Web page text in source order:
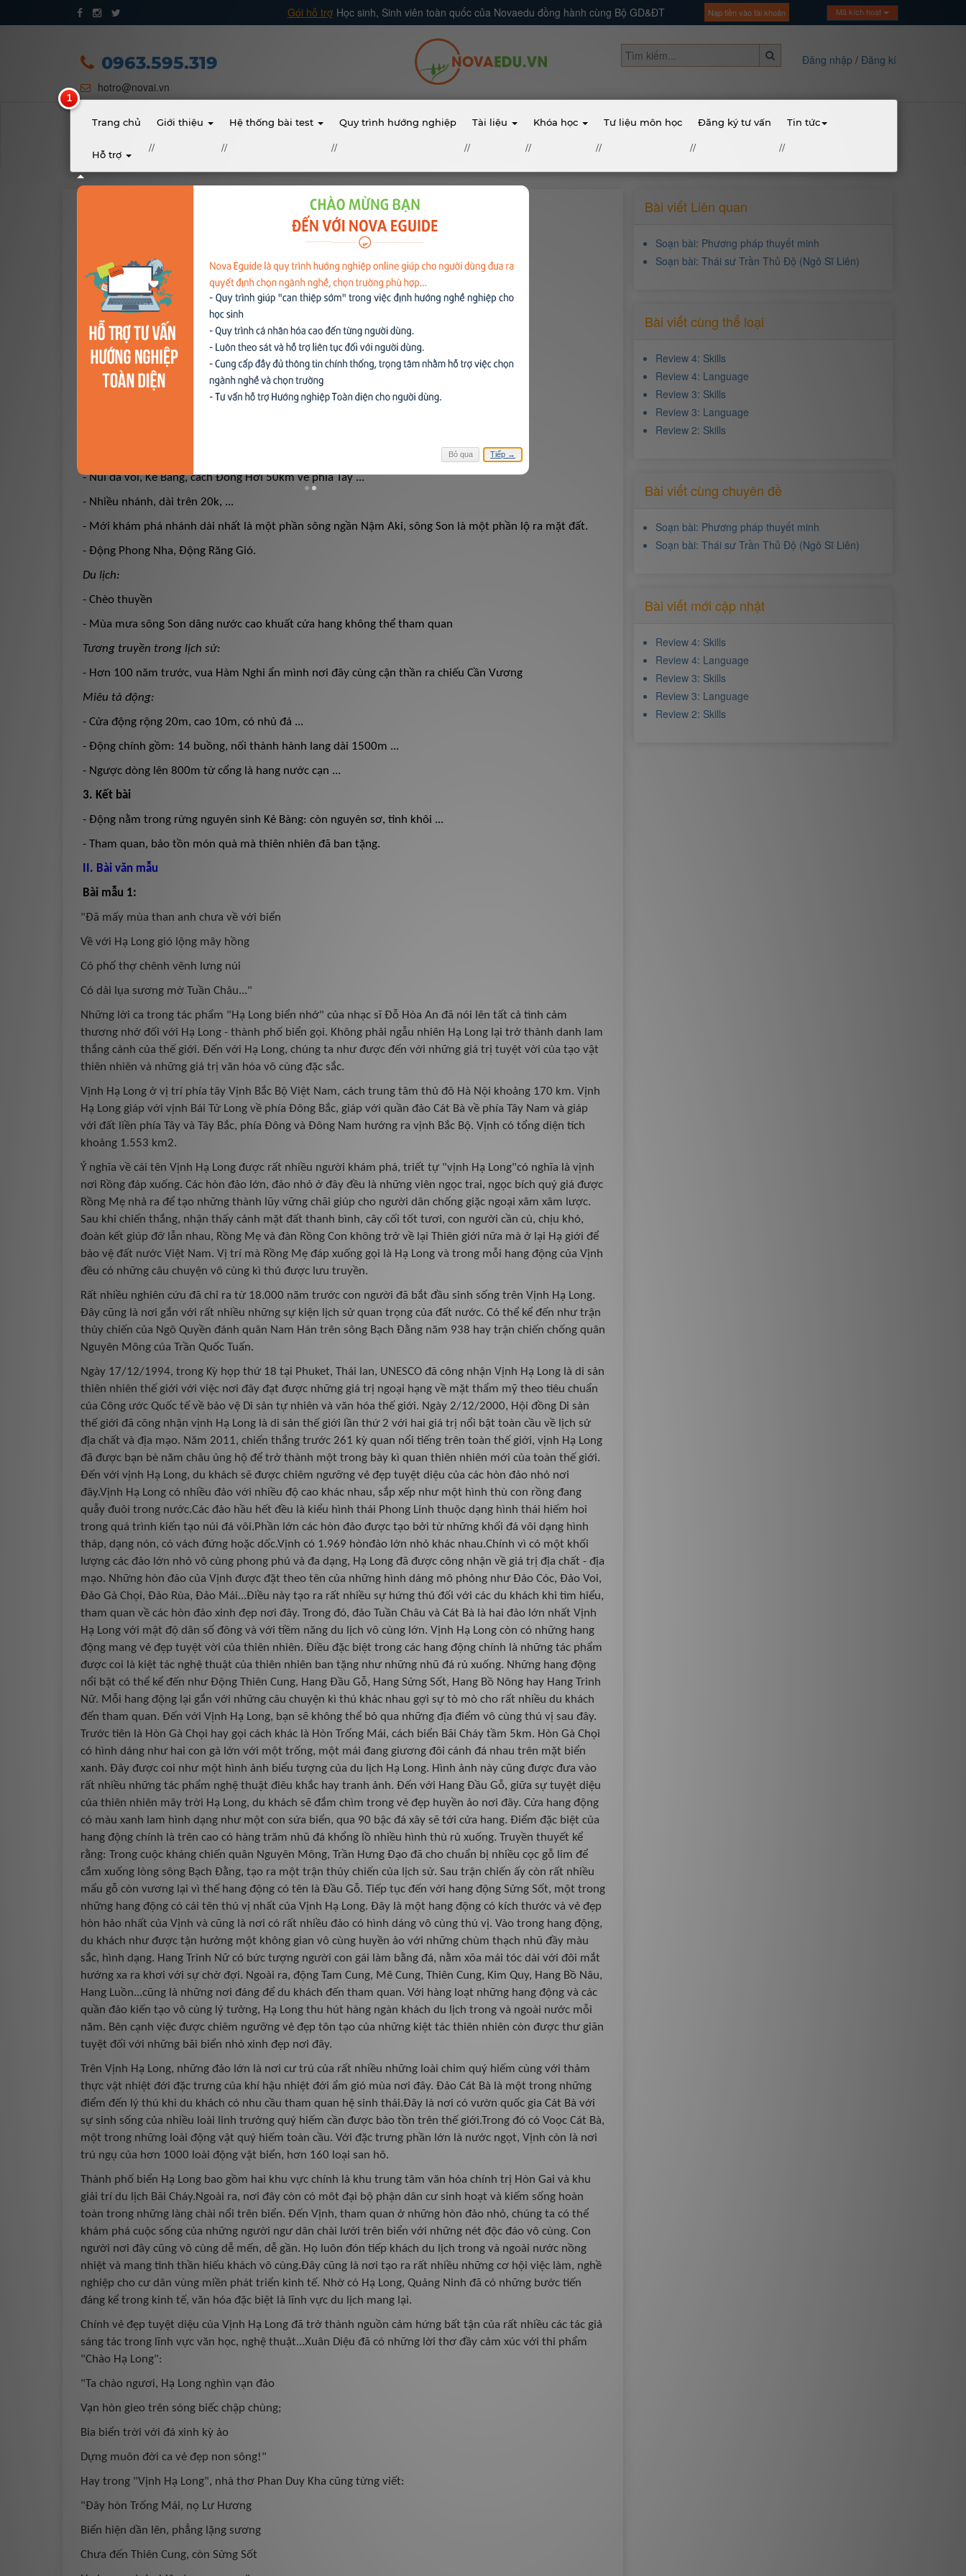
Trang chủ
Giới thiệu
Quy trình hướng nghiệp
Khóa học
Nhóm ngành nghề
Gương sáng học sinh - người nổi tiếng
Xu hướng ngành nghề
Gói hỗ trợ Học sinh, Sinh viên toàn quốc của Novaedu đồng hành cùng Bộ GD&ĐT Nạp tiền vào tài khoản Mã kích hoạt
0963.595.319
hotro@novai.vn
Đăng nhập / Đăng kí
Trang chủ
//
Giới thiệu
//
Hệ thống bài test
//
Quy trình hướng nghiệp
//
Tài liệu
//
Khóa học
//
Tư liệu môn học
//
Đăng ký tư vấn
//
Tin tức
Hỗ trợ
Soạn bài: Viết bài làm văn số 5: Văn thuyết minh
Đề 1:
Giới thiệu một danh lam thắng cảnh của đất nước, quê hương.
I. Dàn ý
1. Mở bài : Giới thiệu
- Nằm trong núi đá vôi, rừng nhiệt đới, ...
- Hệ thống hang động đẹp lộng lẫy, ...
- Con sông ngầm dài nhất thế giới
- Núi đá vôi, Kẻ Bàng, cách Đồng Hới 50km về phía Tây ...
- Nhiều nhánh, dài trên 20k, ...
- Mới khám phá nhánh dài nhất là một phần sông ngần Nậm Aki, sông Son là một phần lộ ra mặt đất.
- Động Phong Nha, Động Răng Gió.
Du lịch:
- Chèo thuyền
- Mùa mưa sông Son dâng nước cao khuất cửa hang không thể tham quan
Tương truyền trong lịch sử:
- Hơn 100 năm trước, vua Hàm Nghi ẩn mình nơi đây cùng cận thần ra chiếu Cần Vương
Miêu tả động:
- Cửa động rộng 20m, cao 10m, có nhủ đá ...
- Động chính gồm: 14 buồng, nối thành hành lang dài 1500m ...
- Ngược dòng lên 800m từ cổng là hang nước cạn ...
3. Kết bài
- Động nằm trong rừng nguyên sinh Kẻ Bàng: còn nguyên sơ, tinh khôi ...
- Tham quan, bảo tồn món quà mà thiên nhiên đã ban tặng.
II. Bài văn mẫu
Bài mẫu 1:
"Đã mấy mùa than anh chưa về với biển
Về với Hạ Long gió lộng mây hồng
Có phố thợ chênh vênh lưng núi
Có dải lụa sương mờ Tuần Châu..."
Những lời ca trong tác phẩm "Hạ Long biển nhớ" của nhạc sĩ Đỗ Hòa An đã nói lên tất cả tình cảm
thương nhớ đối với Hạ Long - thành phố biển gọi. Không phải ngẫu nhiên Hạ Long lại trở thành danh lam
thắng cảnh của thế giới. Đến với Hạ Long, chúng ta như được đến với những giá trị tuyệt vời của tạo vật
thiên nhiên và những giá trị văn hóa vô cùng đặc sắc.
Vịnh Hạ Long ở vị trí phía tây Vịnh Bắc Bộ Việt Nam, cách trung tâm thủ đô Hà Nội khoảng 170 km. Vịnh
Hạ Long giáp với vịnh Bái Tử Long về phía Đông Bắc, giáp với quần đảo Cát Bà về phía Tây Nam và giáp
với đất liền phía Tây và Tây Bắc, phía Đông và Đông Nam hướng ra vịnh Bắc Bộ. Vịnh có tổng diện tích
khoảng 1.553 km2.
Ý nghĩa về cái tên Vịnh Hạ Long được rất nhiều người khám phá, triết tự "vịnh Hạ Long"có nghĩa là vịnh
nơi Rồng đáp xuống. Các hòn đảo lớn, đảo nhỏ ở đây đều là những viên ngọc trai, ngọc bích quý giá được
Rồng Mẹ nhả ra để tạo những thành lũy vững chãi giúp cho người dân chống giặc ngoại xâm xâm lược.
Sau khi chiến thắng, nhận thấy cảnh mặt đất thanh bình, cây cối tốt tươi, con người cần cù, chịu khó,
đoàn kết giúp đỡ lẫn nhau, Rồng Mẹ và đàn Rồng Con không trở về lại Thiên giới nữa mà ở lại Hạ giới để
bảo vệ đất nước Việt Nam. Vị trí mà Rồng Mẹ đáp xuống gọi là Hạ Long và trong mỗi hang động của Vịnh
đều có những câu chuyện vô cùng kì thú được lưu truyền.
Rất nhiều nghiên cứu đã chỉ ra từ 18.000 năm trước con người đã bắt đầu sinh sống trên Vịnh Hạ Long.
Đây cũng là nơi gắn với rất nhiều những sự kiện lịch sử quan trọng của đất nước. Có thể kể đến như trận
thủy chiến của Ngô Quyền đánh quân Nam Hán trên sông Bạch Đằng năm 938 hay trận chiến chống quân
Nguyên Mông của Trần Quốc Tuấn.
Ngày 17/12/1994, trong Kỳ họp thứ 18 tại Phuket, Thái lan, UNESCO đã công nhận Vịnh Hạ Long là di sản
thiên nhiên thế giới với việc nơi đây đạt được những giá trị ngoại hạng về mặt thẩm mỹ theo tiêu chuẩn
của Công ước Quốc tế về bảo vệ Di sản tự nhiên và văn hóa thế giới. Ngày 2/12/2000, Hội đồng Di sản
thế giới đã công nhận vịnh Hạ Long là di sản thế giới lần thứ 2 với hai giá trị nổi bật toàn cầu về lịch sử
địa chất và địa mạo. Năm 2011, chiến thắng trước 261 kỳ quan nổi tiếng trên toàn thế giới, vịnh Hạ Long
đã được bạn bè năm châu ủng hộ để trở thành một trong bày kì quan thiên nhiên mới của toàn thế giới.
Đến với vịnh Hạ Long, du khách sẽ được chiêm ngưỡng vẻ đẹp tuyệt diệu của các hòn đảo nhỏ nơi
đây.Vịnh Hạ Long có nhiều đảo với nhiều độ cao khác nhau, sắp xếp như một hình thù con rồng đang
quẫy đuôi trong nước.Các đảo hầu hết đều là kiểu hình thái Phong Linh thuộc dạng hình thái hiếm hoi
trong quá trình kiến tạo núi đá vôi.Phần lớn các hòn đảo được tạo bởi từ những khối đá vôi dạng hình
tháp, dạng nón, có vách đứng hoặc dốc.Vịnh có 1.969 hònđảo lớn nhỏ khác nhau.Chính vì có một khối
lượng các đảo lớn nhỏ vô cùng phong phú và đa dạng, Hạ Long đã được công nhận về giá trị địa chất - địa
mạo. Những hòn đảo của Vịnh được đặt theo tên của những hình dáng mô phỏng như Đảo Cóc, Đảo Voi,
Đảo Gà Chọi, Đảo Rùa, Đảo Mái...Điều này tạo ra rất nhiều sự hứng thú đối với các du khách khi tìm hiểu,
tham quan về các hòn đảo xinh đẹp nơi đây. Trong đó, đảo Tuần Châu và Cát Bà là hai đảo lớn nhất Vịnh
Hạ Long với mật độ dân số đông và với tiềm năng du lịch vô cùng lớn. Vịnh Hạ Long còn có những hang
động mang vẻ đẹp tuyệt vời của thiên nhiên. Điều đặc biệt trong các hang động chính là những tác phẩm
được coi là kiệt tác nghệ thuật của thiên nhiên ban tặng như những nhũ đá rủ xuống. Những hang động
nổi bật có thể kể đến như Động Thiên Cung, Hang Đầu Gỗ, Hang Sửng Sốt, Hang Bồ Nông hay Hang Trinh
Nữ. Mỗi hang động lại gắn với những câu chuyện kì thú khác nhau gợi sự tò mò cho rất nhiều du khách
đến tham quan. Đến với Vịnh Hạ Long, bạn sẽ không thể bỏ qua những địa điểm vô cùng thú vị sau đây.
Trước tiên là Hòn Gà Chọi hay gọi cách khác là Hòn Trống Mái, cách biển Bãi Cháy tầm 5km. Hòn Gà Chọi
có hình dáng như hai con gà lớn với một trống, một mái đang giương đôi cánh đá nhau trên mặt biển
xanh. Đây được coi như một hình ảnh biểu tượng của du lịch Hạ Long. Hình ảnh này cũng được đưa vào
rất nhiều những tác phẩm nghệ thuật điêu khắc hay tranh ảnh. Đến với Hang Đầu Gỗ, giữa sự tuyệt diệu
của thiên nhiên mây trời Hạ Long, du khách sẽ đắm chìm trong vẻ đẹp huyền ảo nơi đây. Cửa hang động
có màu xanh lam hình dạng như một con sứa biển, qua 90 bậc đá xây sẽ tới cửa hang. Điểm đặc biệt của
hang động chính là trên cao có hàng trăm nhũ đá khổng lồ nhiều hình thù rủ xuống. Truyền thuyết kể
rằng: Trong cuộc kháng chiến quân Nguyên Mông, Trần Hưng Đạo đã cho chuẩn bị nhiều cọc gỗ lim để
cắm xuống lòng sông Bạch Đằng, tạo ra một trận thủy chiến của lịch sử. Sau trận chiến ấy còn rất nhiều
mẩu gỗ còn vương lại vì thế hang động có tên là Đầu Gỗ. Tiếp tục đến với hang động Sửng Sốt, một trong
những hang động có cái tên thú vị nhất của Vịnh Hạ Long. Đây là một hang động có kích thước và vẻ đẹp
hòn hảo nhất của Vịnh và cũng là nơi có rất nhiều đảo có hình dáng vô cùng thú vị. Vào trong hang động,
du khách như được tận hưởng một không gian vô cùng huyền ảo với những chùm thạch nhũ đầy màu
sắc, hình dạng. Hang Trinh Nữ có bức tượng người con gái làm bằng đá, nằm xõa mái tóc dài với đôi mắt
hướng xa ra khơi với sự chờ đợi. Ngoài ra, động Tam Cung, Mê Cung, Thiên Cung, Kim Quy, Hang Bồ Nâu,
Hang Luồn...cũng là những nơi đáng để du khách đến tham quan. Với hàng loạt những hang động và các
quần đảo kiến tạo vô cùng lý tưởng, Hạ Long thu hút hàng ngàn khách du lịch trong và ngoài nước mỗi
năm. Bên cạnh việc được chiêm ngưỡng vẻ đẹp tôn tạo của những kiệt tác thiên nhiên còn được thư giãn
tuyệt đối với những bãi biển nhỏ xinh đẹp nơi đây.
Trên Vịnh Hạ Long, những đảo lớn là nơi cư trú của rất nhiều những loài chim quý hiếm cùng với thảm
thực vật nhiệt đới đặc trưng của khí hậu nhiệt đới ẩm gió mùa nơi đây. Đảo Cát Bà là một trong những
điểm đến lý thú khi du khách có nhu cầu tham quan hệ sinh thái.Đây là nơi có vườn quốc gia Cát Bà với
sự sinh sống của nhiều loài linh trưởng quý hiếm cần được bảo tồn trên thế giới.Trong đó có Voọc Cát Bà,
một trong những loài động vật quý hiếm toàn cầu. Với đặc trưng phần lớn là nước ngọt, Vịnh còn là nơi
trú ngụ của hơn 1000 loài động vật biển, hơn 160 loại san hô.
Thành phố biển Hạ Long bao gồm hai khu vực chính là khu trung tâm văn hóa chính trị Hòn Gai và khu
giải trí du lịch Bãi Cháy.Ngoài ra, nơi đây còn có môt đại bộ phận dân cư sinh hoạt và kiếm sống hoàn
toàn trong những làng chài nổi trên biển. Đến Vịnh, tham quan ở những hòn đảo nhỏ, chúng ta có thể
khám phá cuộc sống của những người ngư dân chài lưới trên biển với những nét độc đáo vô cùng. Con
người nơi đây cũng vô cùng dễ mến, dễ gần. Họ luôn đón tiếp khách du lịch trong và ngoài nước nồng
nhiệt và mang tinh thần hiếu khách vô cùng.Đây cũng là nơi tạo ra rất nhiều những cơ hội việc làm, nghề
nghiệp cho cư dân vùng miền phát triển kinh tế. Nhờ có Hạ Long, Quảng Ninh đã có những bước tiến
đáng kể trong kinh tế, văn hóa đặc biệt là lĩnh vực du lịch mang lại.
Chính vẻ đẹp tuyệt diệu của Vịnh Hạ Long đã trở thành nguồn cảm hứng bất tận của rất nhiều các tác giả
sáng tác trong lĩnh vực văn học, nghệ thuật...Xuân Diệu đã có những lời thơ đầy cảm xúc với thi phẩm
"Chào Hạ Long":
"Ta chào ngươi, Hạ Long nghìn vạn đảo
Vạn hòn gieo trên sóng biếc chập chùng;
Bia biển trời với đá xinh kỳ ảo
Dựng muôn đời ca vẻ đẹp non sông!"
Hay trong "Vịnh Hạ Long", nhà thơ Phan Duy Kha cũng từng viết:
"Đây hòn Trống Mái, nọ Lư Hương
Biển hiện dần lên, phẳng lặng sương
Chưa đến Thiên Cung, còn Sửng Sốt
Bài viết Liên quan
Soạn bài: Phương pháp thuyết minh
Soạn bài: Thái sư Trần Thủ Độ (Ngô Sĩ Liên)
Bài viết cùng thể loại
Review 4: Skills
Review 4: Language
Review 3: Skills
Review 3: Language
Review 2: Skills
Bài viết cùng chuyên đề
Soạn bài: Phương pháp thuyết minh
Soạn bài: Thái sư Trần Thủ Độ (Ngô Sĩ Liên)
Bài viết mới cập nhật
Review 4: Skills
Review 4: Language
Review 3: Skills
Review 3: Language
Review 2: Skills
Bỏ qua Tiếp →